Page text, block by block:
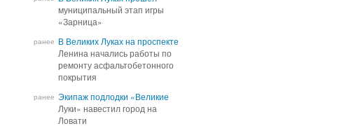
муниципальный этап игры
«Зарница»
муниципальный этап игры
«Зарница»
ранее В Великих Луках на проспекте
Ленина начались работы по
ремонту асфальтобетонного
покрытия
В Великих Луках на проспекте
Ленина начались работы по
ремонту асфальтобетонного
покрытия
ранее Экипаж подлодки «Великие
Луки» навестил город на
Ловати
Экипаж подлодки «Великие
Луки» навестил город на
Ловати